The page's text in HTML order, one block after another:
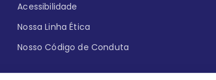
Acessibilidade
Nossa Linha Ética
Nosso Código de Conduta